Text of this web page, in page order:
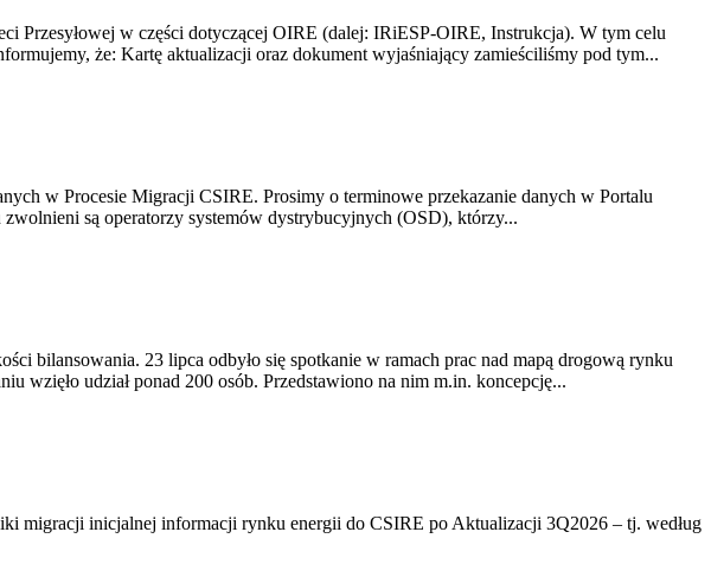
Przesyłowej w części dotyczącej OIRE (dalej: IRiESP-OIRE, Instrukcja). W tym celu
że: Kartę aktualizacji oraz dokument wyjaśniający zamieściliśmy pod tym...
w Procesie Migracji CSIRE. Prosimy o terminowe przekazanie danych w Portalu
są operatorzy systemów dystrybucyjnych (OSD), którzy...
bilansowania. 23 lipca odbyło się spotkanie w ramach prac nad mapą drogową rynku
wzięło udział ponad 200 osób. Przedstawiono na nim m.in. koncepcję...
migracji inicjalnej informacji rynku energii do CSIRE po Aktualizacji 3Q2026 – tj. według